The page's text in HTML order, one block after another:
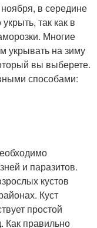
в середине
так как в
Многие
укрывать на зиму
вы выберете.
способами:
и паразитов.
кустов
Куст
простой
Как правильно